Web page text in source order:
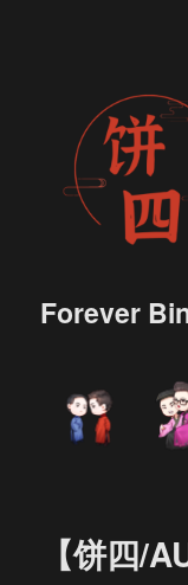
Forever
【饼四/